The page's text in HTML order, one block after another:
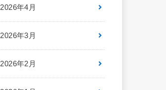
2026年4月
2026年3月
2026年2月